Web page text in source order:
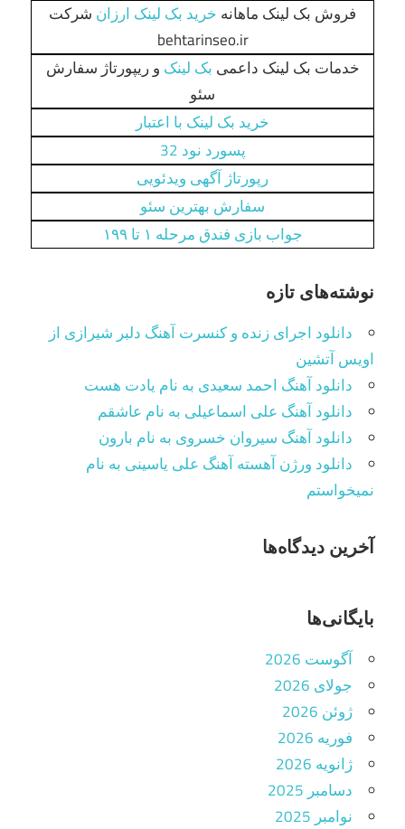
فروش بک لینک ماهانه خرید بک لینک ارزان شرکت
behtarinseo.ir
خدمات بک لینک داعمی بک لینک و ریپورتاژ سفارش
سئو
خرید بک لینک با اعتبار
پسورد نود 32
رپورتاژ آگهی ویدئویی
سفارش بهترین سئو
جواب بازی فندق مرحله ۱ تا ۱۹۹
نوشته‌های تازه
دانلود اجرای زنده و کنسرت آهنگ دلبر شیرازی از
اویس آتشین
دانلود آهنگ احمد سعیدی به نام یادت هست
دانلود آهنگ علی اسماعیلی به نام عاشقم
دانلود آهنگ سیروان خسروی به نام بارون
دانلود ورژن آهسته آهنگ علی یاسینی به نام
نمیخواستم
آخرین دیدگاه‌ها
بایگانی‌ها
آگوست 2026
جولای 2026
ژوئن 2026
فوریه 2026
ژانویه 2026
دسامبر 2025
نوامبر 2025